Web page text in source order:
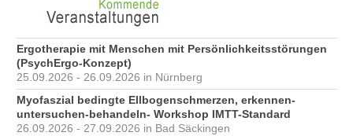
Ergotherapie mit Menschen mit Persönlichkeitsstörungen
(PsychErgo-Konzept)
25.09.2026 - 26.09.2026 in Nürnberg
Myofaszial bedingte Ellbogenschmerzen, erkennen-
untersuchen-behandeln- Workshop IMTT-Standard
26.09.2026 - 27.09.2026 in Bad Säckingen